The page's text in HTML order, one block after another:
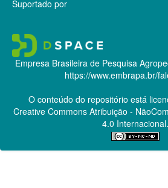
Suportado por
Empresa Brasileira de Pesquisa
https://www.embrapa.br/
O conteúdo do repositório está
Creative CommonsAtribuição -
4.0 Internacional.